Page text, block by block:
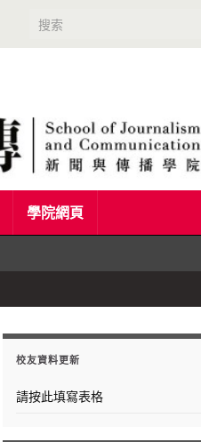
Search for:
學院網頁
校友資料更新
請按此填寫表格